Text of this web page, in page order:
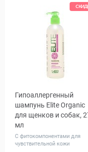
Гипоаллергенный
шампунь Elite Organic
для щенков и собак,
мл
С фитокомпонентами для
чувствительной кожи